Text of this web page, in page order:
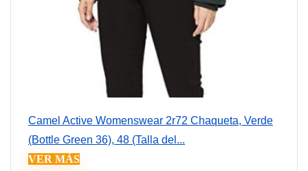
Camel Active Womenswear 2r72 Chaqueta, Verde
(Bottle Green 36), 48 (Talla del...
VER MÁS